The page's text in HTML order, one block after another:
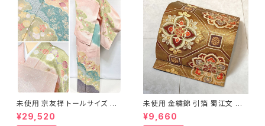
未使用 京友禅 トールサイズ 染
め分け 金彩 訪問着 袷 正絹 ピ
ンク 黄緑 紫 黄色 1438
¥29,520
未使用 金繍錦 引箔 蜀江文 唐
織 華紋 袋帯 正絹 金糸 ゴール
ド 赤 紫 710
¥9,660